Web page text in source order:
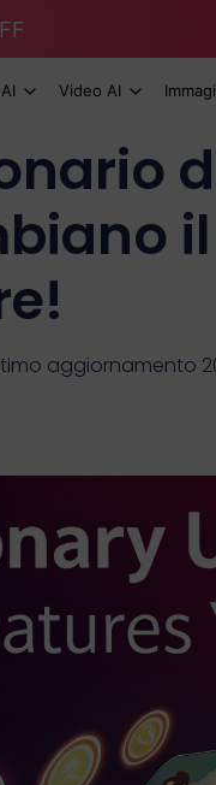
Video AI
aggiornamento